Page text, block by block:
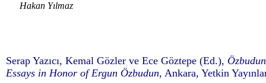
Hakan Yılmaz
Serap Yazıcı, Kemal Gözler ve Ece Göztepe (Ed.),
Essays in Honor of Ergun Özbudun, Ankara, Yetkin